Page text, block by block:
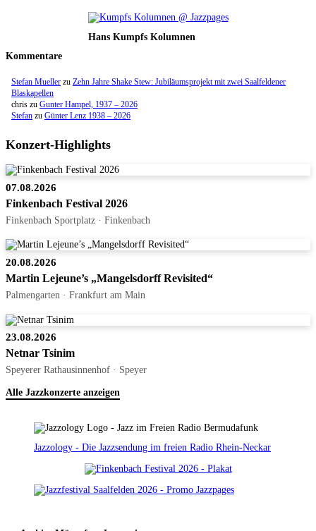
Hans Kumpfs Kolumnen
Kommentare
Stefan Mueller zu Zehn Jahre Shake Stew: Jubiläumsprojekt mit zwei Saalfeldener
Blaskapellen
chris zu Gunter Hampel, 1937 – 2026
Stefan zu Günter Lenz 1938 – 2026
Konzert-Highlights
07.08.2026
Finkenbach Festival 2026
Finkenbach Sportplatz · Finkenbach
20.08.2026
Martin Lejeune’s „Mangelsdorff Revisited“
Palmengarten · Frankfurt am Main
23.08.2026
Netnar Tsinim
Speyerer Rathausinnenhof · Speyer
Alle Jazzkonzerte anzeigen
Jazzology - Die Jazzsendung im freien Radio Rhein-Neckar